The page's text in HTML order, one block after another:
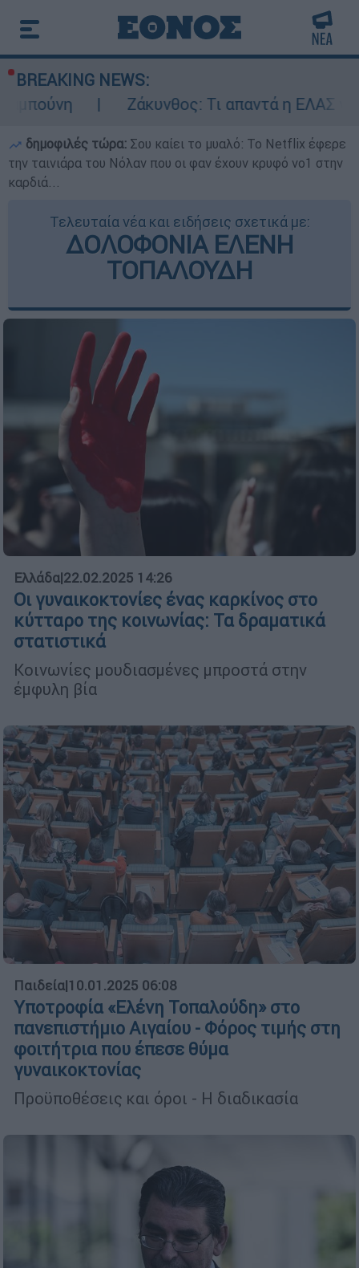
BREAKING NEWS:
Ζάκυνθος: Τι απαντά η ΕΛΑΣ για τους 8
δημοφιλές τώρα: Σου καίει το μυαλό: Το Netflix έφερε
την ταινιάρα του Νόλαν που οι φαν έχουν κρυφό νο1 στην
καρδιά...
Τελευταία νέα και ειδήσεις σχετικά με:
ΔΟΛΟΦΟΝΙΑ ΕΛΕΝΗ
ΤΟΠΑΛΟΥΔΗ
Ελλάδα|22.02.2025 14:26
Οι γυναικοκτονίες ένας καρκίνος στο
κύτταρο της κοινωνίας: Τα δραματικά
στατιστικά
Κοινωνίες μουδιασμένες μπροστά στην
έμφυλη βία
Παιδεία|10.01.2025 06:08
Υποτροφία «Ελένη Τοπαλούδη» στο
πανεπιστήμιο Αιγαίου - Φόρος τιμής στη
φοιτήτρια που έπεσε θύμα
γυναικοκτονίας
Προϋποθέσεις και όροι - Η διαδικασία